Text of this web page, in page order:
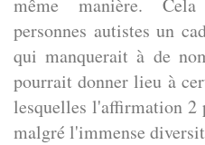
même manière.
personnes autistes un
qui manquerait à de
pourrait donner lieu à
lesquelles l'affirmation 2
malgré l'immense